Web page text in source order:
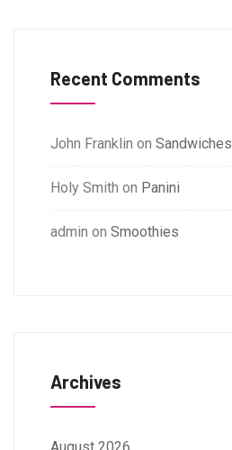
Recent Comments
John Franklin on Sandwiches
Holy Smith on Panini
admin on Smoothies
Archives